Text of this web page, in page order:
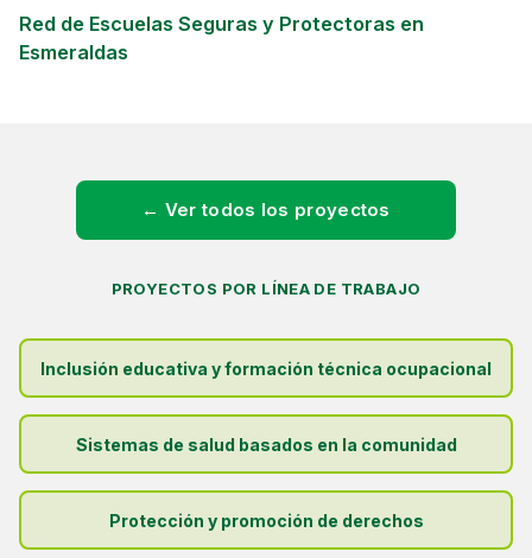
Red de Escuelas Seguras y Protectoras en
Esmeraldas
← Ver todos los proyectos
PROYECTOS POR LÍNEA DE TRABAJO
Inclusión educativa y formación técnica ocupacional
Sistemas de salud basados en la comunidad
Protección y promoción de derechos